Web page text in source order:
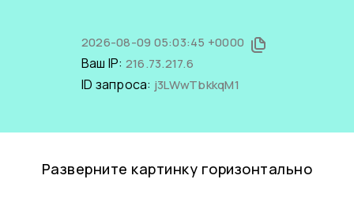
2026-08-09 05:03:45 +0000
Ваш IP: 216.73.217.6
ID запроса: j3LWwTbkkqM1
Разверните картинку горизонтально